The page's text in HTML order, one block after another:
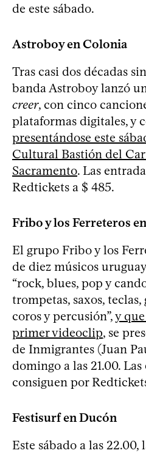
de este sábado.
Astroboy en Colonia
Tras casi dos décadas
banda Astroboy lanzó
creer, con cinco
plataformas digitales, y
presentándose este
Cultural Bastión del
Sacramento. Las
Redtickets a $ 485.
Fribo y los Ferreteros
El grupo Fribo y los
de diez músicos
“rock, blues, pop y
trompetas, saxos,
coros y percusión”,y
primer videoclip, se
de Inmigrantes (Juan
domingo a las 21.00. Las
consiguen por
Festisurf en Ducón
Este sábado a las 22.00,